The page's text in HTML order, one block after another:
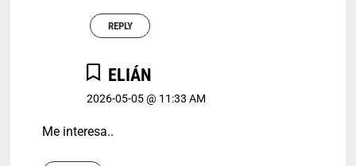
REPLY
ELIÁN
2026-05-05 @ 11:33 AM
Me interesa..